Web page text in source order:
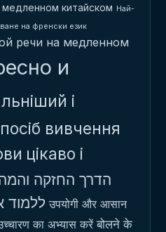
китайском Най-
на френски език
речи на медленном
и
і
вивчення
цікаво і
הדרך החזקה
उपयोगी और आसान
का अभ्यास करें बोलने के